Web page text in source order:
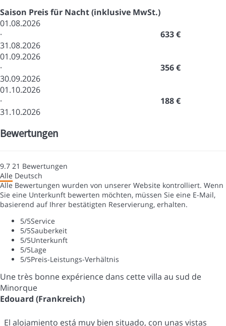
Saison Preis für Nacht (inklusive MwSt.)
01.08.2026
·
31.08.2026
633 €
01.09.2026
·
30.09.2026
356 €
01.10.2026
·
31.10.2026
188 €
Bewertungen
9.7 21 Bewertungen
Alle Deutsch
Alle Bewertungen wurden von unserer Website kontrolliert. Wenn
Sie eine Unterkunft bewerten möchten, müssen Sie eine E-Mail,
basierend auf Ihrer bestätigten Reservierung, erhalten.
5/5Service
5/5Sauberkeit
5/5Unterkunft
5/5Lage
5/5Preis-Leistungs-Verhältnis
Une très bonne expérience dans cette villa au sud de
Minorque
Edouard (Frankreich)
El alojamiento está muy bien situado, con unas vistas